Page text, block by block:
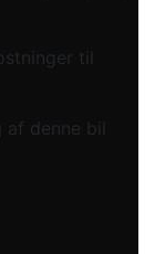
til
denne bil